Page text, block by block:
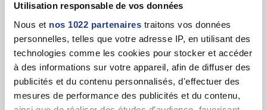
Utilisation responsable de vos données
Nous et nos 1022 partenaires traitons vos données
personnelles, telles que votre adresse IP, en utilisant des
technologies comme les cookies pour stocker et accéder
à des informations sur votre appareil, afin de diffuser des
publicités et du contenu personnalisés, d'effectuer des
mesures de performance des publicités et du contenu,
Adresse
139 rue des Arts, 59100 Roubaix
Voir toutes les dates de tests
59 - Villeneuve-d'Ascq dès le mar. 11 août